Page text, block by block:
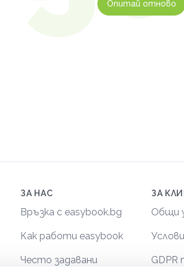
Опитай отново
ЗА НАС
Връзка с easybook.bg
Как работи easybook
Често задавани
ЗА
Общи
GDPR